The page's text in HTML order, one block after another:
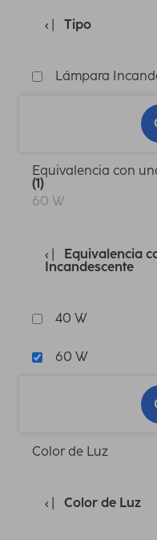
Tipo
Lámpara
Equivalencia con
(1)
60 W
Equivalencia
Incandescente
40 W
60 W
Color de Luz
Color de Luz